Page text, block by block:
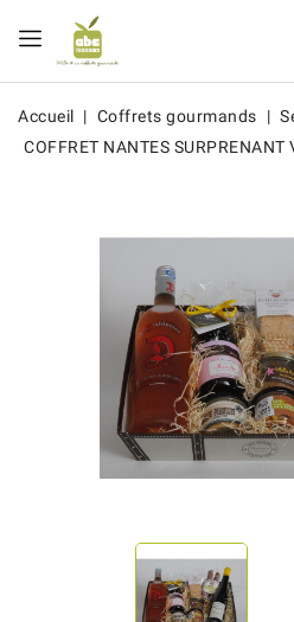
Accueil Coffrets gourmands
COFFRET NANTES SURPRENANT